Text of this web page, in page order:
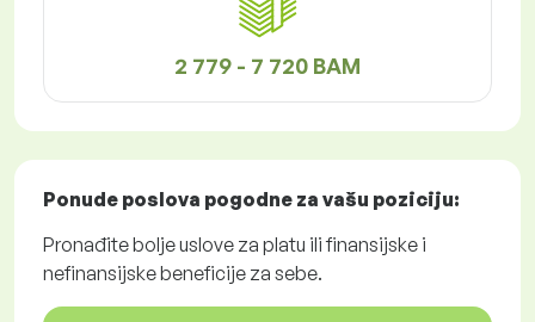
2 779 - 7 720 BAM
Ponude poslova pogodne za vašu poziciju:
Pronađite bolje uslove za platu ili finansijske i
nefinansijske beneficije za sebe.